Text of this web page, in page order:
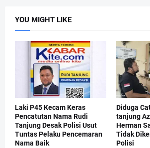
YOU MIGHT LIKE
Laki P45 Kecam Keras
Pencatutan Nama Rudi
Tanjung Desak Polisi Usut
Tuntas Pelaku Pencemaran
Nama Baik
Diduga
tanjung
Herman
Tidak
Polisi